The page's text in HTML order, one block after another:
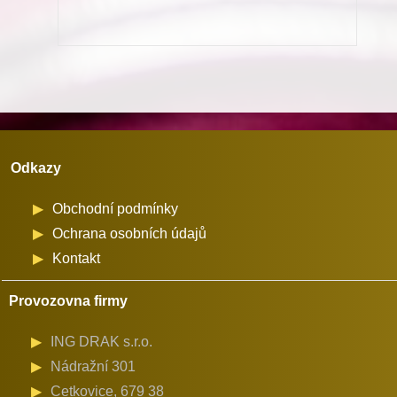
množství
Odkazy
Obchodní podmínky
Ochrana osobních údajů
Kontakt
Provozovna firmy
ING DRAK s.r.o.
Nádražní 301
Cetkovice, 679 38